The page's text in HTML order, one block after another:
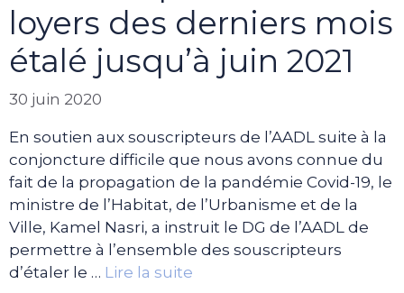
loyers des derniers mois
étalé jusqu’à juin 2021
30 juin 2020
En soutien aux souscripteurs de l’AADL suite à la
conjoncture difficile que nous avons connue du
fait de la propagation de la pandémie Covid-19, le
ministre de l’Habitat, de l’Urbanisme et de la
Ville, Kamel Nasri, a instruit le DG de l’AADL de
permettre à l’ensemble des souscripteurs
d’étaler le … Lire la suite